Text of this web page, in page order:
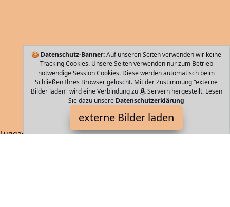
🍪 Datenschutz-Banner:Auf unseren Seiten verwenden wir keine
Tracking Cookies. Unsere Seiten verwenden nur zum Betrieb
notwendige Session Cookies. Diese werden automatisch beim
Schließen Ihres Browser gelöscht. Mit der Zustimmung "externe
Bilder laden" wird eine Verbindung zu
Servern hergestellt. Lesen
Sie dazu unsere Datenschutzerklärung
externe Bilder laden
Samsonite
Luggage x x cm L kg Aus Polycarbonat hergestellt und der Spinner